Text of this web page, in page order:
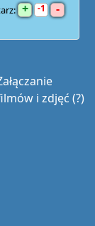
+ 1 -
i zdjęć (?)